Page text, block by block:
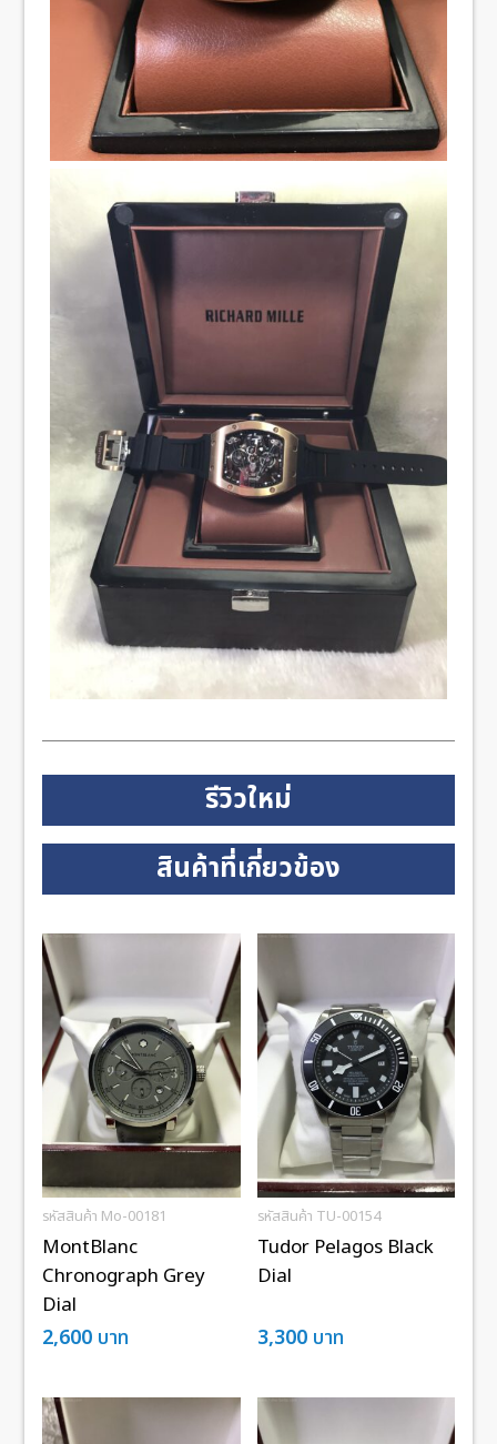
รีวิวใหม่
สินค้าที่เกี่ยวข้อง
รหัสสินค้า Mo-00181
MontBlanc
Chronograph Grey
Dial
2,600 บาท
รหัสสินค้า TU-00154
Tudor Pelagos Black
Dial
3,300 บาท